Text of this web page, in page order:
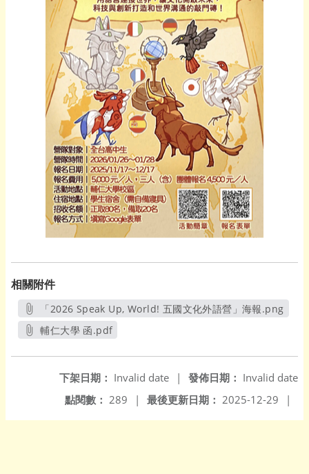
相關附件
「2026 Speak Up, World! 五國文化外語營」海報.png
輔仁大學 函.pdf
發佈日期： Invalid date
下架日期： Invalid date
|
最後更新日期： 2025-12-29 |
點閱數： 289 |